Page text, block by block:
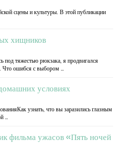
сцены и культуры. В этой публикации
хищников
тяжестью рюкзака, я продвигался
Что ошибся с выбором …
условиях
узнать, что вы заразились глазным
…
фильма ужасов «Пять ночей